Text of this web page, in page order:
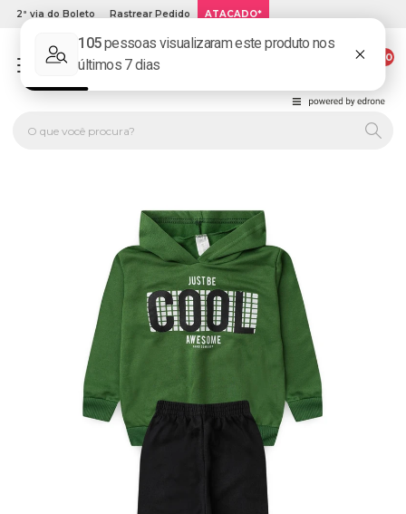
2ª via do Boleto Rastrear Pedido ATACADO*
00